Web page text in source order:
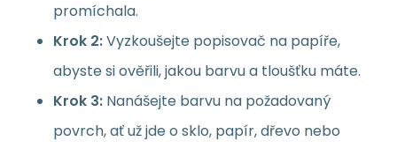
promíchala.
Krok 2:Vyzkoušejte popisovač na papíře,
abyste si ověřili, jakou barvu a tloušťku máte.
Krok 3: Nanášejte barvu na požadovaný
povrch, ať už jde o sklo, papír, dřevo nebo